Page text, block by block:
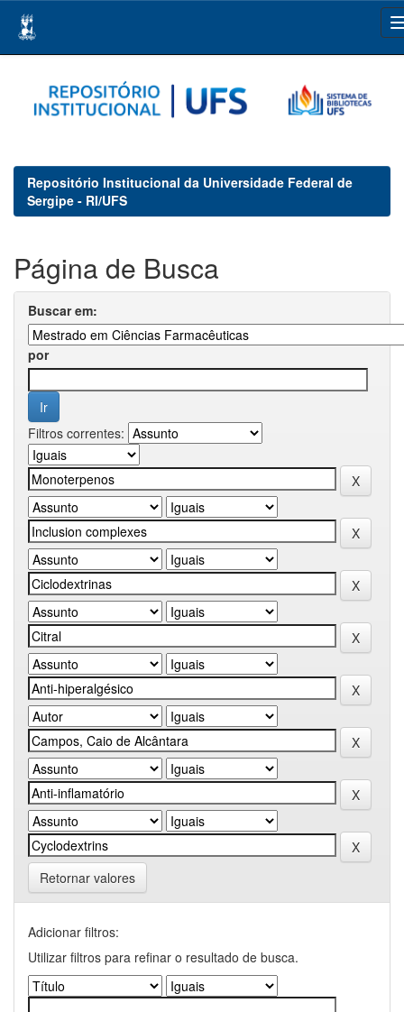
navigation
Repositório Institucional da Universidade Federal de
Sergipe - RI/UFS
Página de Busca
Buscar em:
por
Filtros correntes:
Retornar valores
Adicionar filtros:
Utilizar filtros para refinar o resultado de busca.